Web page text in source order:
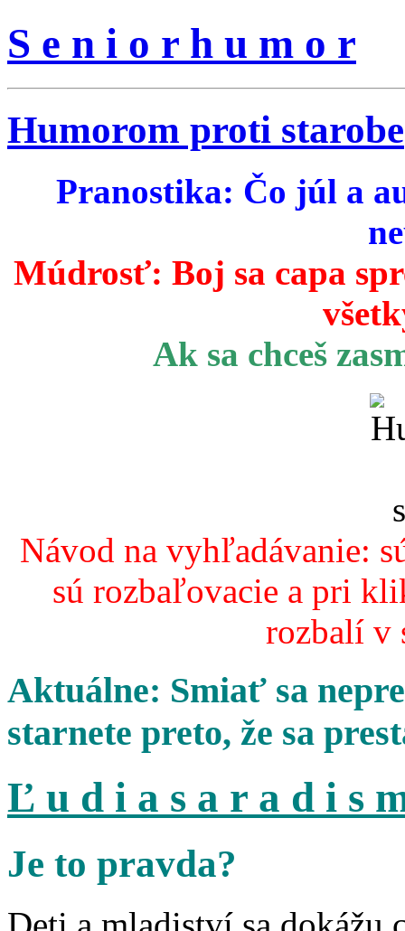
S e n i o r h u m o r
Humorom proti starobe
Pranostika: Čo júl a
Múdrosť: Boj sa capa
Ak sa chceš
Návod na vyhľadávanie:
sú rozbaľovacie a pri
rozbalí v
Aktuálne: Smiať sa
starnete preto, že sa
Ľ u d i a s a r a d i s
Je to pravda?